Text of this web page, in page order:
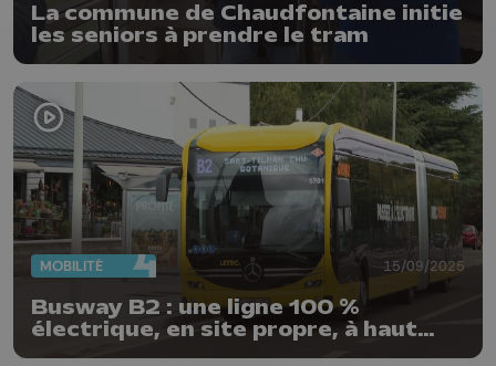
La commune de Chaudfontaine initie
les seniors à prendre le tram
MOBILITÉ 15/09/2025
Busway B2 : une ligne 100 %
électrique, en site propre, à haut
niveau de service